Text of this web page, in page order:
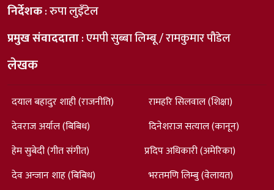
निर्देशक: रुपा लुइँटेल
प्रमुख संवाददाता: एमपी सुब्बा लिम्बू / रामकुमार पौडेल
लेखक
दयाल बहादुर शाही (राजनीति)
देवराज अर्याल (बिबिध)
हेम सुबेदी (गीत संगीत)
देव अन्जान शाह (बिबिध)
रामहरि सिलवाल (शिक्षा)
दिनेशराज सत्याल (कानून)
प्रदिप अधिकारी (अमेरिका)
भरतमणि लिम्बु (वेलायत)